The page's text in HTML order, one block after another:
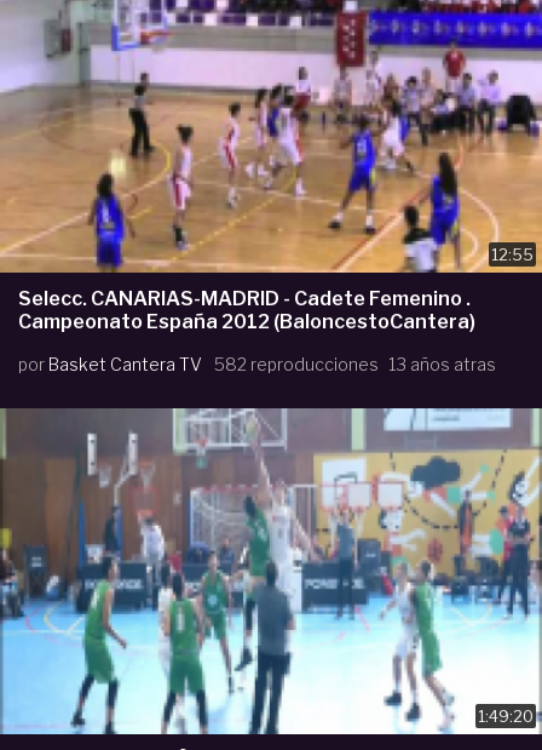
12:55
Selecc. CANARIAS-MADRID - Cadete Femenino .
Campeonato España 2012 (BaloncestoCantera)
por Basket Cantera TV 582 reproducciones 13 años atras
1:49:20